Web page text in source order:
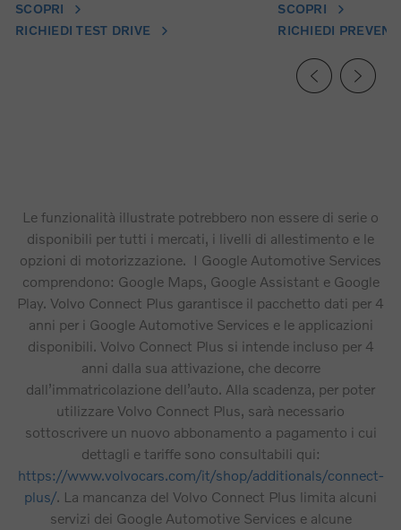
SCOPRI
RICHIEDI TEST DRIVE
SCOPRI
RICHIEDI
Le funzionalità illustrate potrebbero non essere di serie o
disponibili per tutti i mercati, i livelli di allestimento e le
opzioni di motorizzazione. I Google Automotive Services
comprendono: Google Maps, Google Assistant e Google
Play. Volvo Connect Plus garantisce il pacchetto dati per 4
anni per i Google Automotive Services e le applicazioni
disponibili. Volvo Connect Plus si intende incluso per 4
anni dalla sua attivazione, che decorre
dall’immatricolazione dell’auto. Alla scadenza, per poter
utilizzare Volvo Connect Plus, sarà necessario
sottoscrivere un nuovo abbonamento a pagamento i cui
dettagli e tariffe sono consultabili qui:
https://www.volvocars.com/it/shop/additionals/connect-
plus/. La mancanza del Volvo Connect Plus limita alcuni
servizi dei Google Automotive Services e alcune